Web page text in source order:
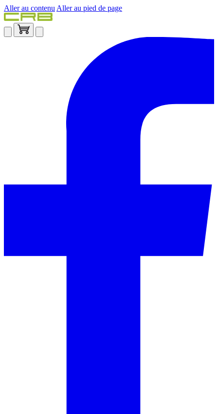
Aller au contenu Aller au pied de page